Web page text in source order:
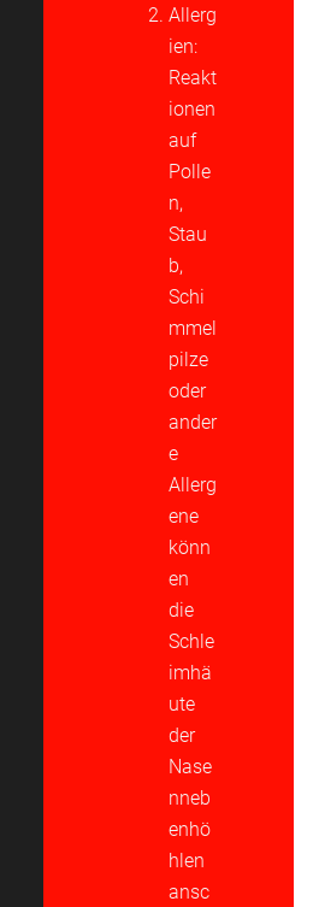
Allerg
ien:
Reakt
ionen
auf
Polle
n,
Stau
b,
Schi
mmel
pilze
oder
ander
e
Allerg
ene
könn
en
die
Schle
imhä
ute
der
Nase
nneb
enhö
hlen
ansc